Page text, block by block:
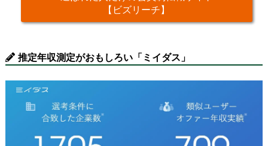
【ビズリーチ】
推定年収測定がおもしろい「ミイダス」